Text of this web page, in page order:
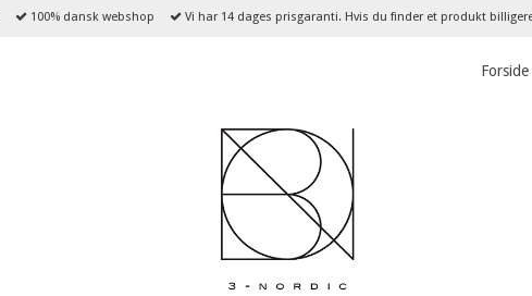
100% dansk webshop Vi har 14 dages prisgaranti. Hvis du finder et produkt
Forside